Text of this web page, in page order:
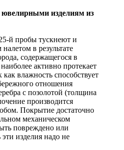
ювелирными изделиям из
й пробы тускнеют и
в результате
содержащегося в
активно протекает
влажность способствует
отношения
с позолотой (толщина
производится
Покрытие достаточно
механическом
повреждено или
изделия надо не